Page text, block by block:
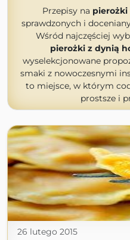
Przepisy na pierożki
sprawdzonych i
Wśród najczęściej
pierożki z dynią
wyselekcjonowane
smaki z nowoczesnymi
to miejsce, w którym
prostsze i
26 lutego 2015